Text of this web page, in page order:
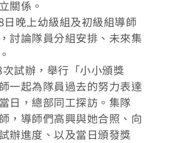
關係。
晚上幼級組及初級組導師
討論隊員分組安排、未來集
試辦，舉行「小小頒獎
一起為隊員過去的努力表達
日，總部同工探訪。集隊
，導師們高興與她合照、向
辦進度、以及當日頒發獎